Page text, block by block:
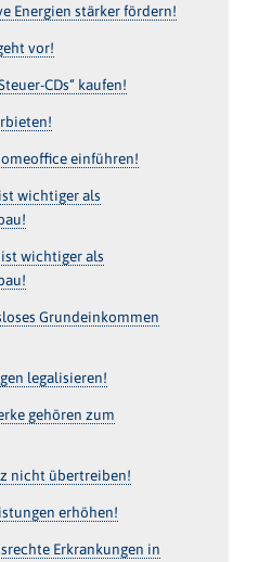
Energien stärker fördern!
vor!
CDs“ kaufen!
einführen!
wichtiger als
wichtiger als
Grundeinkommen
legalisieren!
gehören zum
nicht übertreiben!
erhöhen!
Erkrankungen in